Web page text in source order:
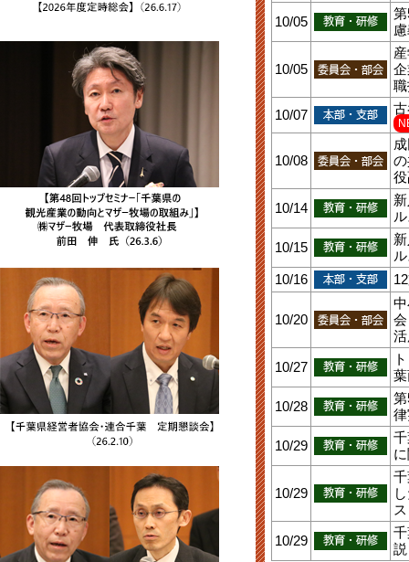
10/05
10/05
10/07
10/08
10/14
10/15
10/16
10/20
10/27
10/28
10/29
10/29
ス
10/29